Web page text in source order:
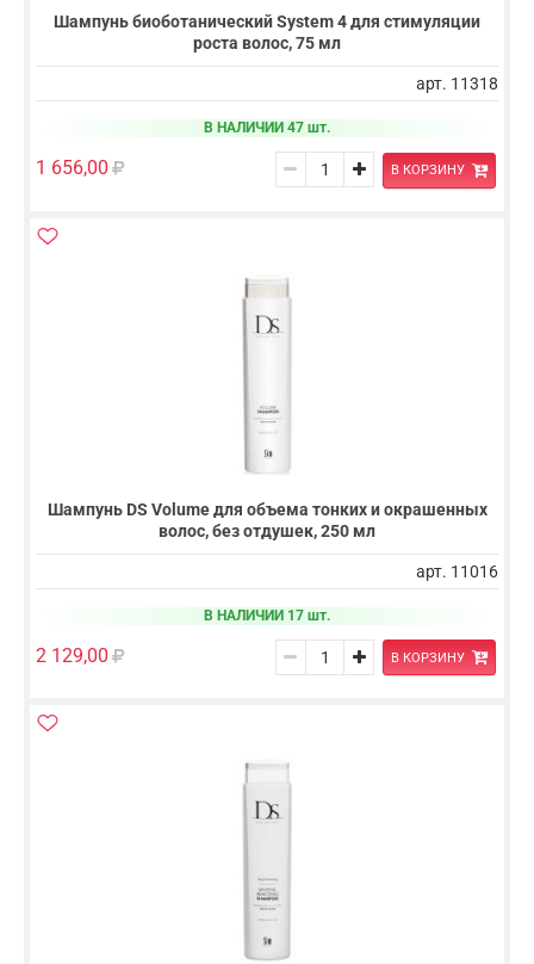
Шампунь биоботанический System 4 для стимуляции
роста волос, 75 мл
арт. 11318
В НАЛИЧИИ 47 шт.
1 656,00 В КОРЗИНУ
Шампунь DS Volume для объема тонких и окрашенных
волос, без отдушек, 250 мл
арт. 11016
В НАЛИЧИИ 17 шт.
2 129,00 В КОРЗИНУ